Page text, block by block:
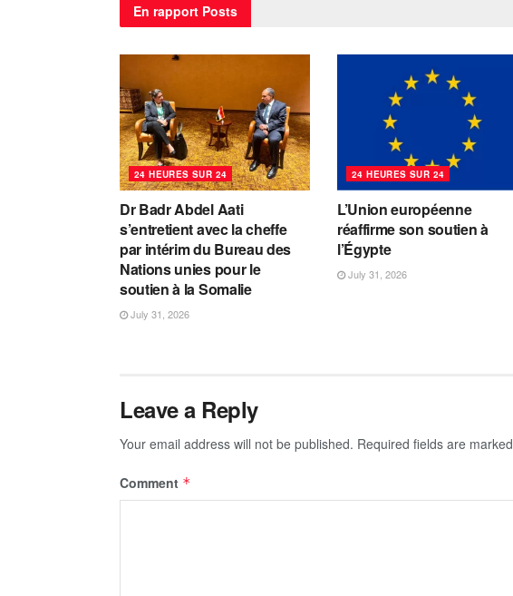
En rapport Posts
24 HEURES SUR 24
Dr Badr Abdel Aati
s’entretient avec la cheffe
par intérim du Bureau des
Nations unies pour le
soutien à la Somalie
July 31, 2026
24 HEURES SUR 24
L’Union européenne
réaffirme son soutien à
l’Égypte
July 31, 2026
Leave a Reply
Your email address will not be published. Required fields are marked
Comment *